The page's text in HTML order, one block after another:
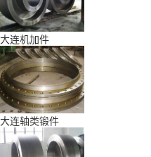
大连机加件
大连轴类锻件